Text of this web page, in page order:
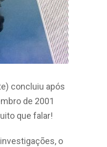
concluiu após
de 2001
que falar!
o